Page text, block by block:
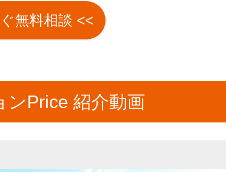
無料相談 <<
ンPrice 紹介動画